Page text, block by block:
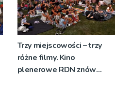
Trzy miejscowości – trzy
różne filmy. Kino
plenerowe RDN znów